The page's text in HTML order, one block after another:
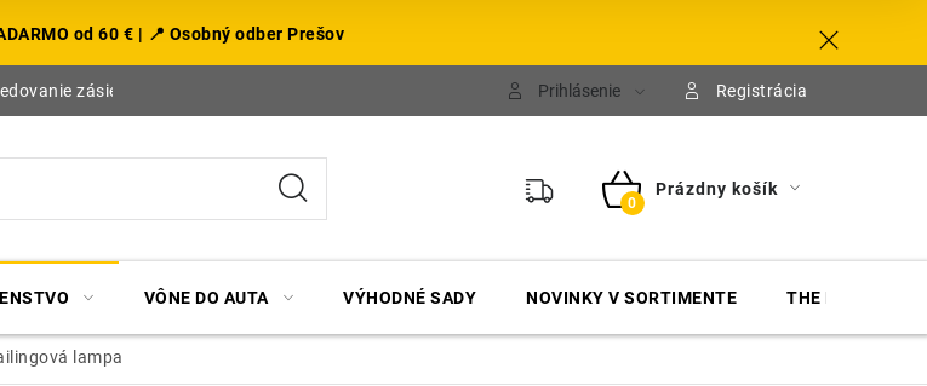
od 60 € | 📍 Osobný odber Prešov
zásielky Prihlásenie Registrácia
NÁKUPNÝ
Prázdny košík
VÔNE DO AUTA VÝHODNÉ SADY NOVINKY V SORTIMENTE THE FINISHER
lampa